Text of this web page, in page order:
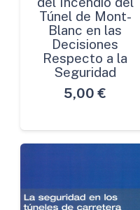
Túnel de Mont-
Blanc en las
Decisiones
Respecto a la
Seguridad
5,00 €